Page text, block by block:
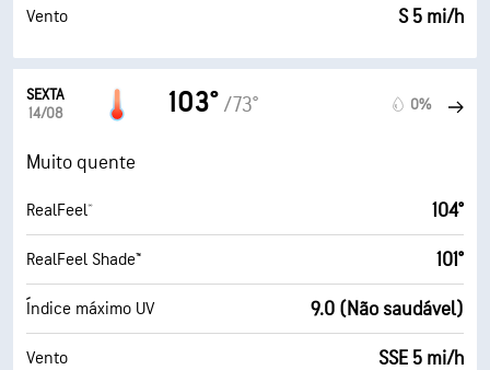
Vento S 5 mi/h
SEXTA
14/08
103° /73° 0%
Muito quente
RealFeel® 104°
RealFeel Shade™ 101°
Índice máximo UV 9.0 (Não saudável)
Vento SSE 5 mi/h